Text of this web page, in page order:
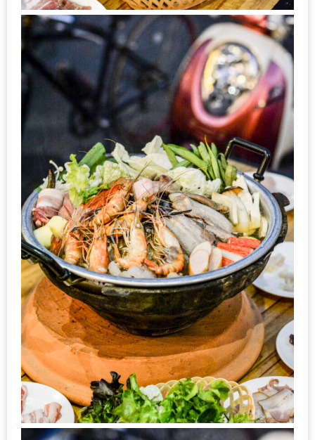
ท่าน
รับ
GIFT
VOUCHER
รับ
ประทาน
อาหาร
มูลค่า
1,000
บาท
ฟรี
3
รางวัล
วัน
แม่
สุด
พิเศษ
โปร
โม
ชั่น